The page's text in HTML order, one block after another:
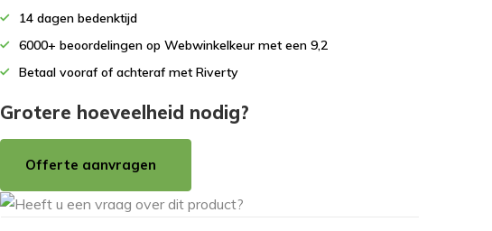
14 dagen bedenktijd
6000+ beoordelingen op Webwinkelkeur met een 9,2
Betaal vooraf of achteraf met Riverty
Grotere hoeveelheid nodig?
Offerte aanvragen